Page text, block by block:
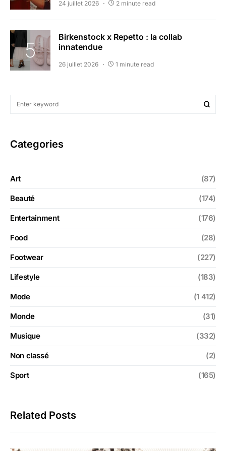
24 juillet 2026 2 minute read
Birkenstock x Repetto : la collab
innatendue
26 juillet 2026 1 minute read
Categories
Art (87)
Beauté (174)
Entertainment (176)
Food (28)
Footwear (227)
Lifestyle (183)
Mode (1 412)
Monde (31)
Musique (332)
Non classé (2)
Sport (165)
Related Posts